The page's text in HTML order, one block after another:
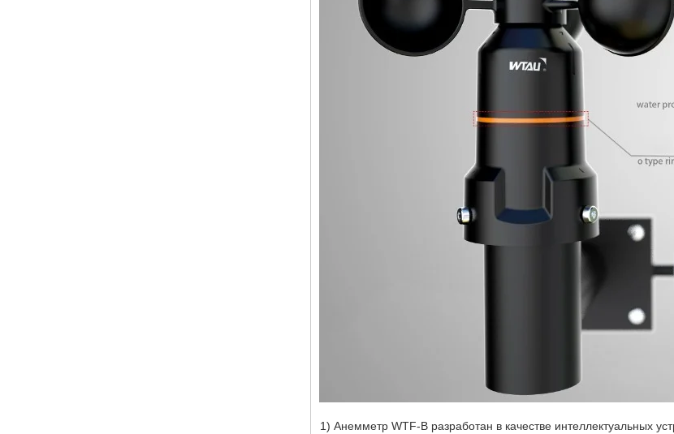
1) Анемметр WTF-B разработан в качестве интеллектуальных